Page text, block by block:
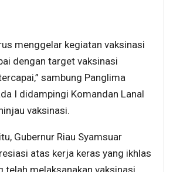
menggelar kegiatan vaksinasi
dengan target vaksinasi
sambung Panglima
I didampingi Komandan Lanal
vaksinasi.
Gubernur Riau Syamsuar
atas kerja keras yang ikhlas